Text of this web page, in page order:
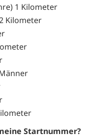
1 Kilometer
Kilometer
Startnummer?